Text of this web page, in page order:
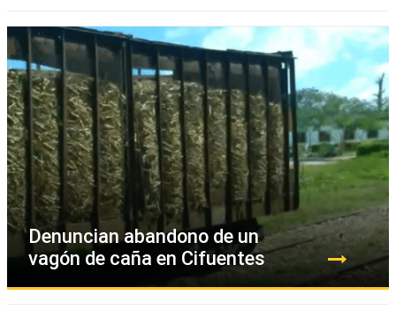
Denuncian abandono de un
vagón de caña en Cifuentes